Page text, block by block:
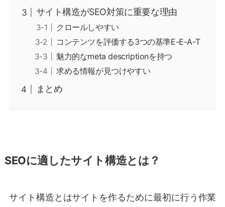
サイト構造がSEO対策に重要な理由
クロールしやすい
コンテンツを評価する3つの基準E-E-A-T
魅力的なmeta descriptionを持つ
求める情報が見つけやすい
まとめ
SEOに適したサイト構造とは？
サイト構造とはサイトを作るために最初に行う作業